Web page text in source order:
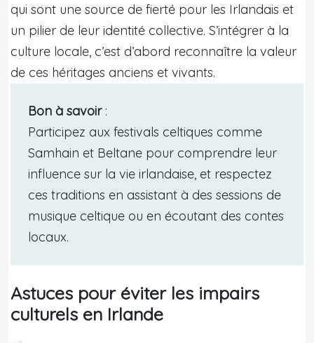
qui sont une source de fierté pour les Irlandais et
un pilier de leur identité collective. S’intégrer à la
culture locale, c’est d’abord reconnaître la valeur
de ces héritages anciens et vivants.
Bon à savoir:
Participez aux festivals celtiques comme
Samhain et Beltane pour comprendre leur
influence sur la vie irlandaise, et respectez
ces traditions en assistant à des sessions de
musique celtique ou en écoutant des contes
locaux.
Astuces pour éviter les impairs
culturels en Irlande